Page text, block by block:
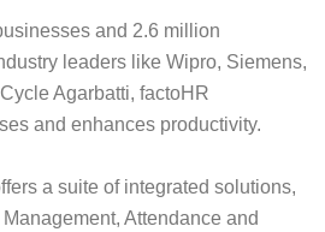
and 2.6 million
leaders like Wipro, Siemens,
Agarbatti, factoHR
and enhances productivity.
a suite of integrated solutions,
Attendance and